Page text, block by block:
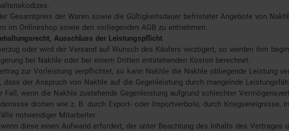
Gesamtpreis der Waren sowie die Gültigkeitsdauer befristeter Angebote von
im Onlineshop sowie den vorliegenden AGB zu entnehmen.
Ausschluss der Leistungspflicht
oder wird der Versand auf Wunsch des Käufers verzögert, so werden ihm
bei Nakhle oder bei einem Dritten entstehenden Kosten berechnet.
zur Vorleistung verpflichtet, so kann Nakhle die Nakhle obliegende Leistung
der Anspruch von Nakhle auf die Gegenleistung durch mangelnde
wenn die Nakhle zustehende Gegenleistung aufgrund schlechter
drohen wie z. B. durch Export- oder Importverbote, durch Kriegsereignisse,
notwendiger Mitarbeiter.
diese einen Aufwand erfordert, der unter Beachtung des Inhalts des Vertrages